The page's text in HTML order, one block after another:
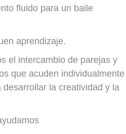
fluido para un baile
aprendizaje.
el intercambio de parejas y
que acuden individualmente
la creatividad y la